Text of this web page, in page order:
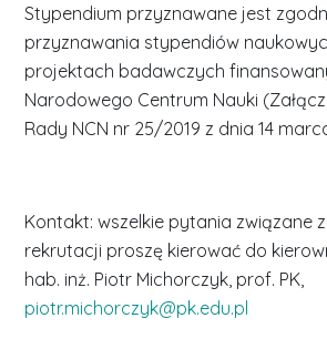
Stypendium przyznawane jest
przyznawania stypendiów
projektach badawczych
Narodowego Centrum Nauki
Rady NCN nr 25/2019 z dnia 14
Kontakt: wszelkie pytania związane
rekrutacji proszę kierować do
hab. inż. Piotr Michorczyk, prof. PK,
piotr.michorczyk@pk.edu.pl